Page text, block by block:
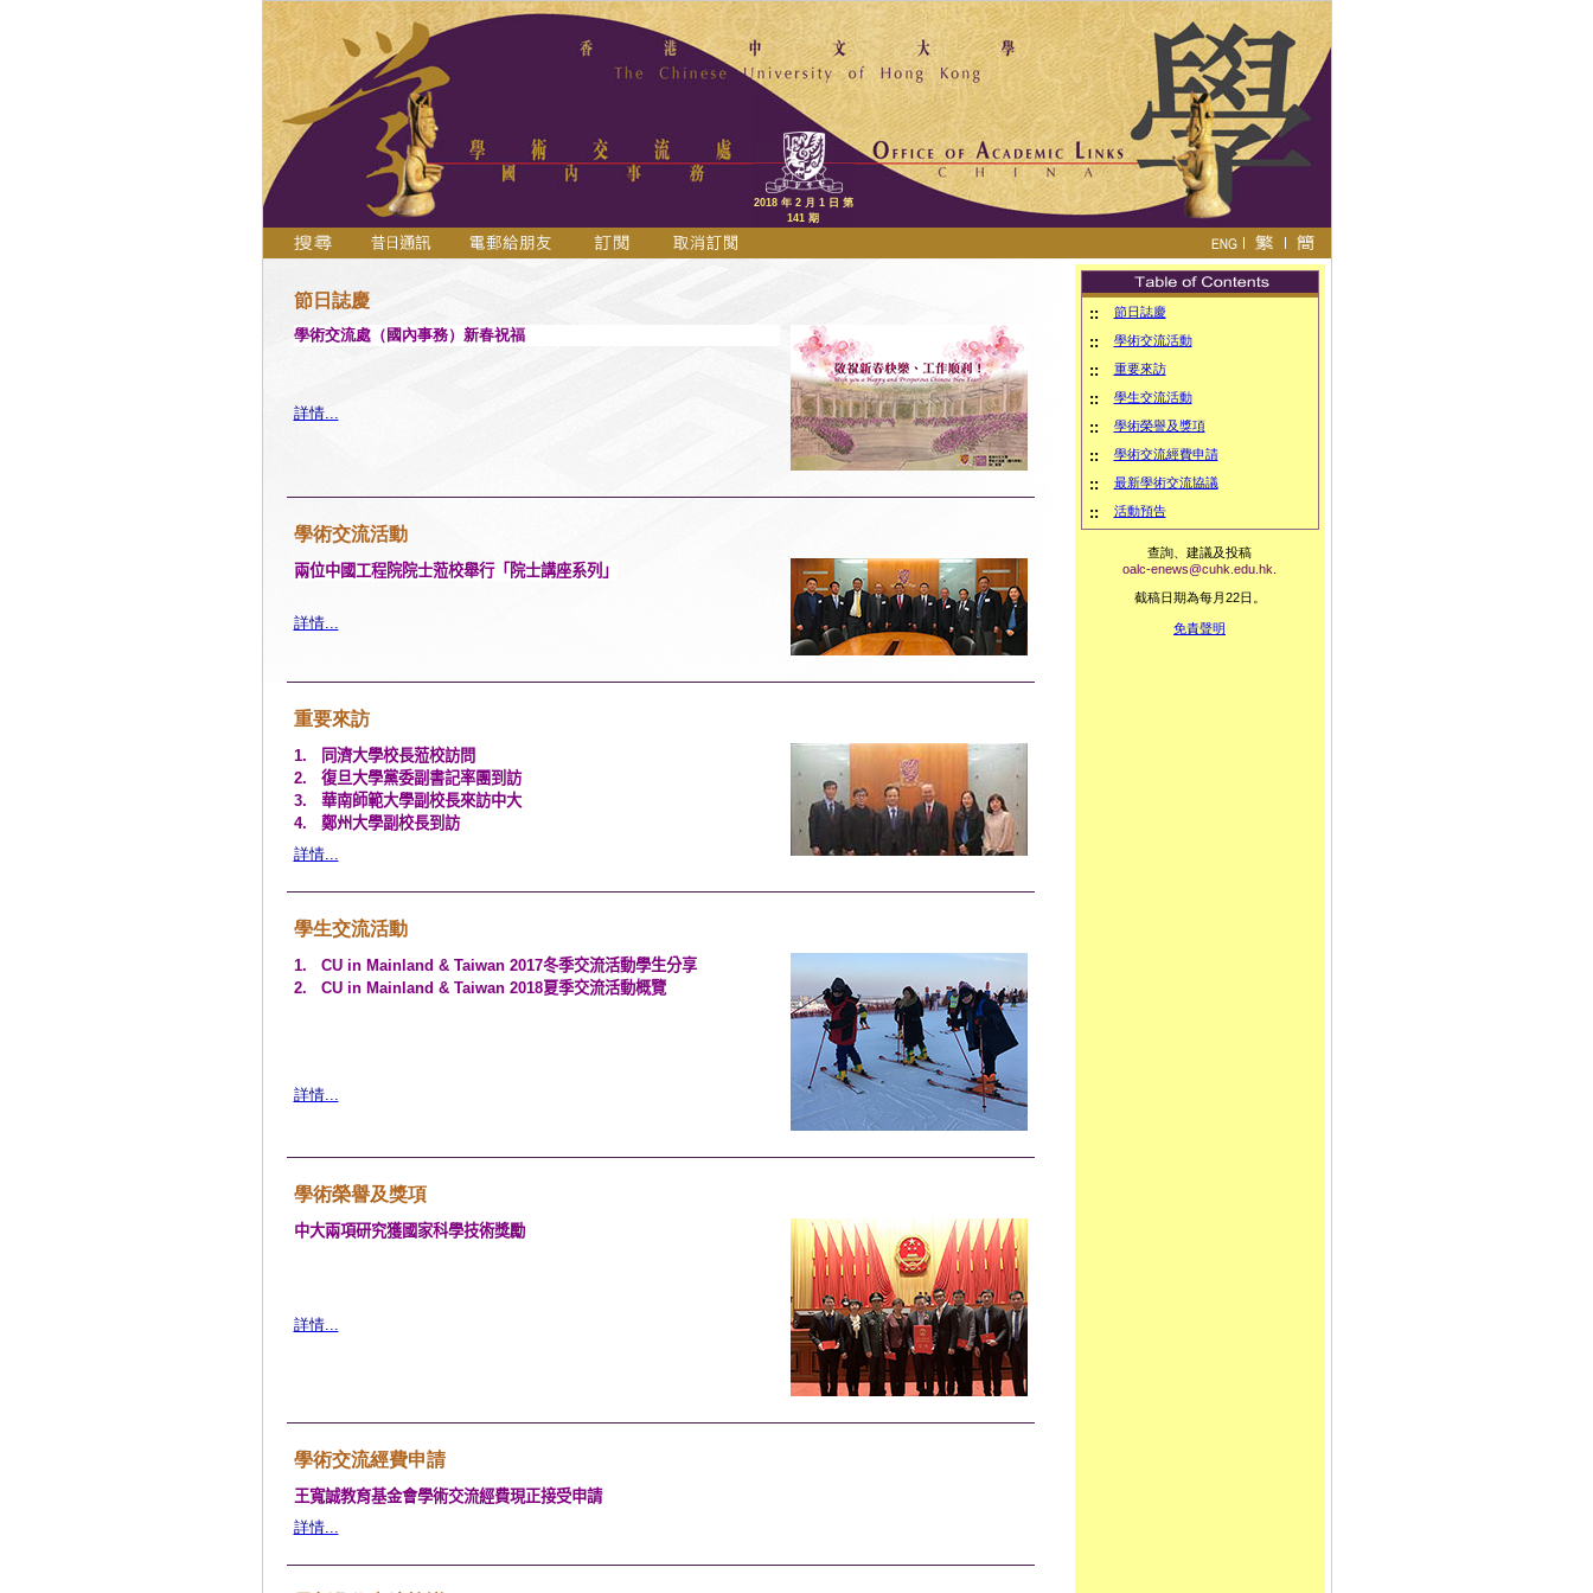
2018 年 2 月 1 日 第
141 期
節日誌慶
學術交流處（國內事務）新春祝福
詳情...
學術交流活動
兩位中國工程院院士蒞校舉行「院士講座系列」
詳情...
重要來訪
1. 同濟大學校長蒞校訪問
2. 復旦大學黨委副書記率團到訪
3. 華南師範大學副校長來訪中大
4. 鄭州大學副校長到訪
詳情...
學生交流活動
1. CU in Mainland & Taiwan 2017冬季交流活動學生分享
2. CU in Mainland & Taiwan 2018夏季交流活動概覽
詳情...
學術榮譽及獎項
中大兩項研究獲國家科學技術獎勵
詳情...
學術交流經費申請
王寬誠教育基金會學術交流經費現正接受申請
詳情...
:: 節日誌慶
:: 學術交流活動
:: 重要來訪
:: 學生交流活動
:: 學術榮譽及獎項
:: 學術交流經費申請
:: 最新學術交流協議
:: 活動預告
查詢、建議及投稿
oalc-enews@cuhk.edu.hk
截稿日期為每月22日。
免責聲明